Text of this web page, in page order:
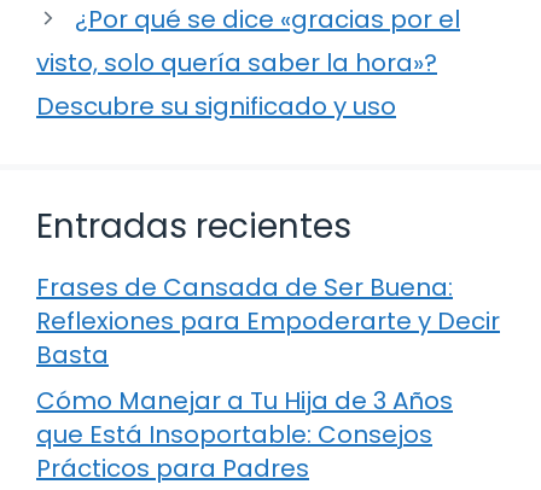
¿Por qué se dice «gracias por el
visto, solo quería saber la hora»?
Descubre su significado y uso
Entradas recientes
Frases de Cansada de Ser Buena:
Reflexiones para Empoderarte y Decir
Basta
Cómo Manejar a Tu Hija de 3 Años
que Está Insoportable: Consejos
Prácticos para Padres